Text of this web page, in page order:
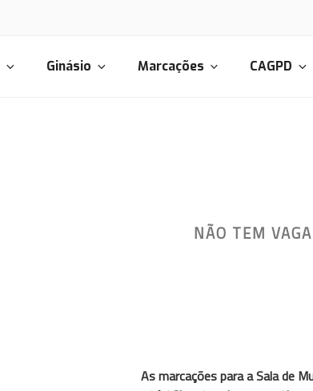
Ginásio Marcações CAGPD
NÃO TEM
As marcações para a Sala de